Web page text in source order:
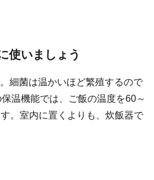
使いましょう
細菌は温かいほど繁殖するので
温機能では、ご飯の温度を60～
。室内に置くよりも、炊飯器で